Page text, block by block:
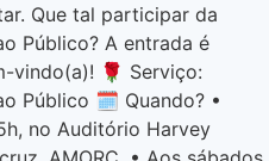
Que tal participar da
Público? A entrada é
vindo(a)! 🌹 Serviço:
Público 🗓️ Quando? •
no Auditório Harvey